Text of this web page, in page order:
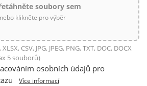
soubory sem
nebo klikněte pro výběr
CSV, JPG, JPEG, PNG, TXT, DOC, DOCX
5 souborů)
osobních údajů pro
Více informací